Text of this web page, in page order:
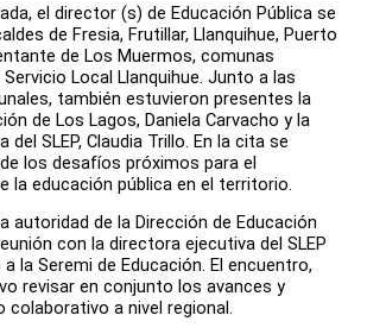
el director (s) de Educación Pública se
de Fresia, Frutillar, Llanquihue, Puerto
de Los Muermos, comunas
Local Llanquihue. Junto a las
también estuvieron presentes la
de Los Lagos, Daniela Carvacho y la
SLEP, Claudia Trillo. En la cita se
los desafíos próximos para el
la educación pública en el territorio.
autoridad de la Dirección de Educación
con la directora ejecutiva del SLEP
la Seremi de Educación. El encuentro,
revisar en conjunto los avances y
colaborativo a nivel regional.